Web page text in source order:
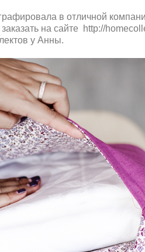
в отличной
на сайте
http://
у Анны.